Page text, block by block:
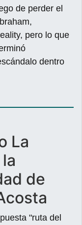
de perder el
pero lo que
dentro
La
de
"ruta del